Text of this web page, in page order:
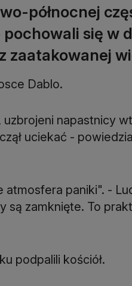
północnej
pochowali się w
zaatakowanej
Dablo.
napastnicy
uciekać -
atmosfera paniki". -
są zamknięte. To
podpalili kościół.